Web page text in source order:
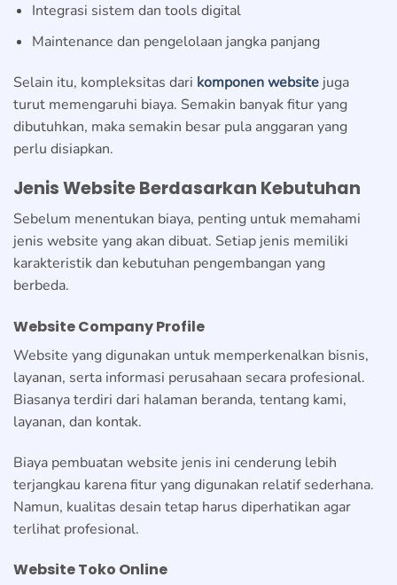
Integrasi sistem dan tools digital
Maintenance dan pengelolaan jangka panjang
Selain itu, kompleksitas dari komponen website juga
turut memengaruhi biaya. Semakin banyak fitur yang
dibutuhkan, maka semakin besar pula anggaran yang
perlu disiapkan.
Jenis Website Berdasarkan Kebutuhan
Sebelum menentukan biaya, penting untuk memahami
jenis website yang akan dibuat. Setiap jenis memiliki
karakteristik dan kebutuhan pengembangan yang
berbeda.
Website Company Profile
Website yang digunakan untuk memperkenalkan bisnis,
layanan, serta informasi perusahaan secara profesional.
Biasanya terdiri dari halaman beranda, tentang kami,
layanan, dan kontak.
Biaya pembuatan website jenis ini cenderung lebih
terjangkau karena fitur yang digunakan relatif sederhana.
Namun, kualitas desain tetap harus diperhatikan agar
terlihat profesional.
Website Toko Online